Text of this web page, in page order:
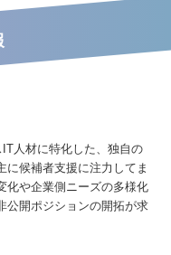
人材に特化した、独自の
に候補者支援に注力してま
化や企業側ニーズの多様化
公開ポジションの開拓が求